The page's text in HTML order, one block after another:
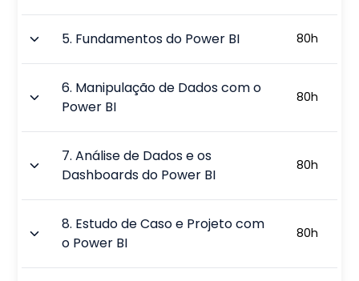
5. Fundamentos do Power BI 80h
6. Manipulação de Dados com o
Power BI
80h
7.Análise de Dados e os
Dashboards do Power BI
80h
8. Estudo de Caso e Projeto com
o Power BI
80h